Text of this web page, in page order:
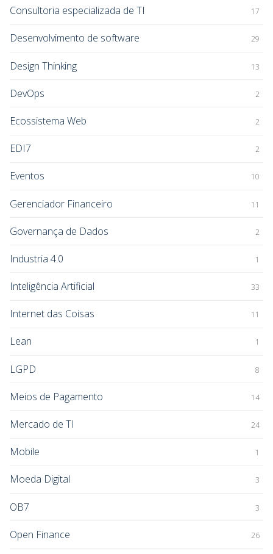
Consultoria especializada de TI 17
Desenvolvimento de software 29
Design Thinking 13
DevOps 2
Ecossistema Web 2
EDI7 2
Eventos 10
Gerenciador Financeiro 11
Governança de Dados 2
Industria 4.0 1
Inteligência Artificial 33
Internet das Coisas 11
Lean 1
LGPD 8
Meios de Pagamento 14
Mercado de TI 24
Mobile 1
Moeda Digital 3
OB7 3
Open Finance 26